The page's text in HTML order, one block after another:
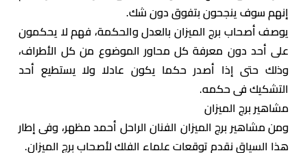
إنهم سوف ينجحون بتفوق ‏دون شك.‏
يوصف أصحاب برج الميزان بالعدل والحكمة، فهم لا يحكمون
على أحد دون معرفة كل محاور ‏الموضوع من كل الأطراف،
وذلك حتى إذا أصدر حكما يكون عادلا ولا يستطيع أحد
‏التشكيك فى حكمه.‏
مشاهير برج الميزان
ومن مشاهير برج الميزان الفنان الراحل أحمد مظهر، وفى إطار
هذا السياق نقدم توقعات علماء الفلك لأصحاب برج الميزان.